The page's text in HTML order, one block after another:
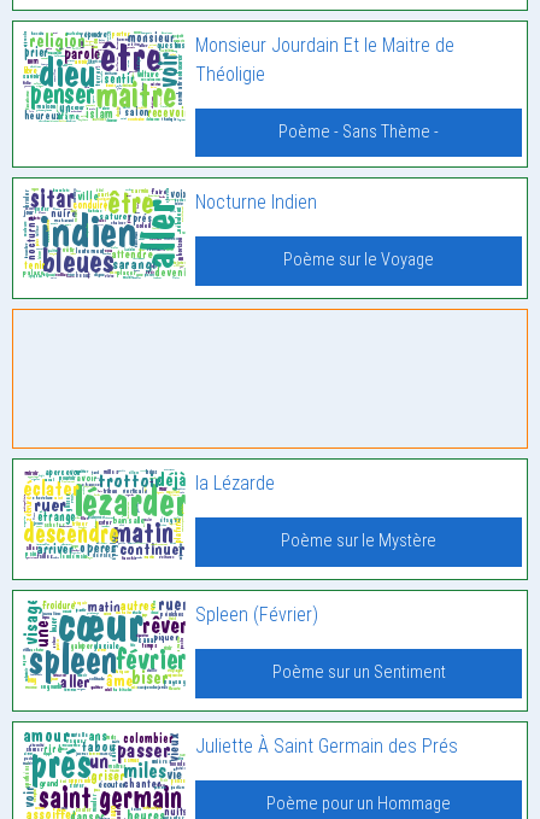
Monsieur Jourdain Et le Maitre de
Théoligie
Poème - Sans Thème -
Nocturne Indien
Poème sur le Voyage
la Lézarde
Poème sur le Mystère
Spleen (Février)
Poème sur un Sentiment
Juliette À Saint Germain des Prés
Poème pour un Hommage